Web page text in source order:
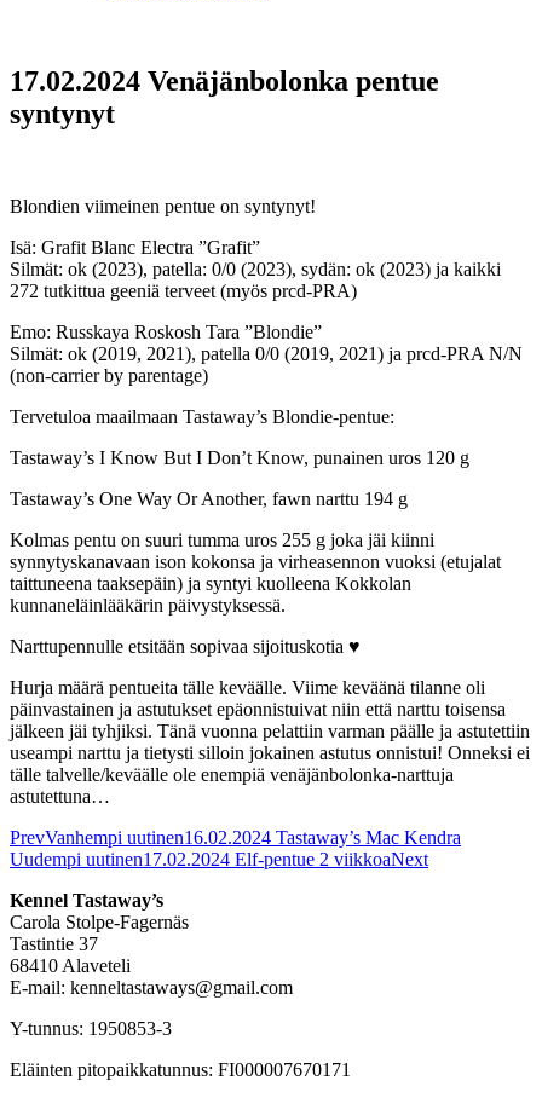
17.02.2024 Venäjänbolonka pentue
syntynyt
Blondien viimeinen pentue on syntynyt!
Isä: Grafit Blanc Electra ”Grafit”
Silmät: ok (2023), patella: 0/0 (2023), sydän: ok (2023) ja kaikki
272 tutkittua geeniä terveet (myös prcd-PRA)
Emo: Russkaya Roskosh Tara ”Blondie”
Silmät: ok (2019, 2021), patella 0/0 (2019, 2021) ja prcd-PRA N/N
(non-carrier by parentage)
Tervetuloa maailmaan Tastaway’s Blondie-pentue:
Tastaway’s I Know But I Don’t Know, punainen uros 120 g
Tastaway’s One Way Or Another, fawn narttu 194 g
Kolmas pentu on suuri tumma uros 255 g joka jäi kiinni
synnytyskanavaan ison kokonsa ja virheasennon vuoksi (etujalat
taittuneena taaksepäin) ja syntyi kuolleena Kokkolan
kunnaneläinlääkärin päivystyksessä.
Narttupennulle etsitään sopivaa sijoituskotia ♥
Hurja määrä pentueita tälle keväälle. Viime keväänä tilanne oli
päinvastainen ja astutukset epäonnistuivat niin että narttu toisensa
jälkeen jäi tyhjiksi. Tänä vuonna pelattiin varman päälle ja astutettiin
useampi narttu ja tietysti silloin jokainen astutus onnistui! Onneksi ei
tälle talvelle/keväälle ole enempiä venäjänbolonka-narttuja
astutettuna…
PrevVanhempi uutinen16.02.2024 Tastaway’s Mac Kendra
Uudempi uutinen17.02.2024 Elf-pentue 2 viikkoaNext
Kennel Tastaway’s
Carola Stolpe-Fagernäs
Tastintie 37
68410 Alaveteli
E-mail: kenneltastaways@gmail.com
Y-tunnus: 1950853-3
Eläinten pitopaikkatunnus: FI000007670171